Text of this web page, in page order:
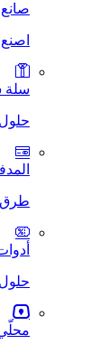
سلة
حلول
طرق